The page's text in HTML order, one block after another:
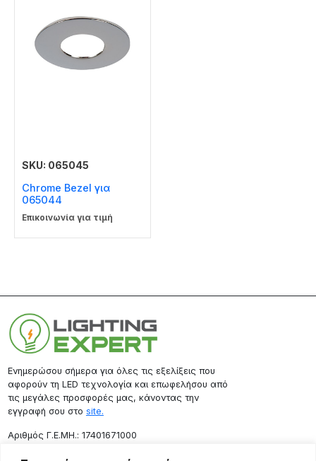
SKU: 065045
Chrome Bezel για
065044
Επικοινωνία για τιμή
Ενημερώσου σήμερα για όλες τις εξελίξεις που
αφορούν τη LED τεχνολογία και επωφελήσου από
τις μεγάλες προσφορές μας, κάνοντας την
εγγραφή σου στο site.
Aριθμός Γ.Ε.ΜΗ.: 17401671000